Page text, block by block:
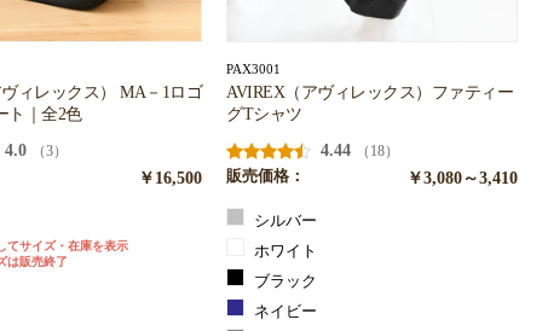
ィレックス） MA－1ロゴ
ト｜全2色
（3）
￥16,500
てサイズ・在庫を表示
は販売終了
PAX3001
AVIREX（アヴィレックス）ファティー
グTシャツ
4.44
（18）
販売価格：
￥3,080～3,410
シルバー
ホワイト
ブラック
ネイビー